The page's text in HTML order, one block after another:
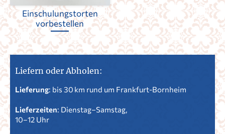
Liefern oder Abholen:
Lieferung: bis 30 km rund um Frankfurt-Bornheim
Lieferzeiten: Dienstag–Samstag,
10–12 Uhr
Einschulungstorten
vorbestellen